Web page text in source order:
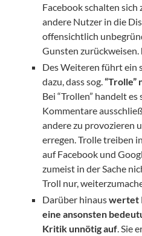
Facebook schalten sich
andere Nutzer in die
offensichtlich
Gunsten zurückweisen.
Des Weiteren führt ein
dazu, dass sog.
Bei “Trollen” handelt
Kommentare
andere zu provozieren
erregen. Trolle treiben
auf Facebook und
zumeist in der Sache
Troll nur,
Darüber hinauswertet
eine ansonsten
Kritik unnötig auf . Sie